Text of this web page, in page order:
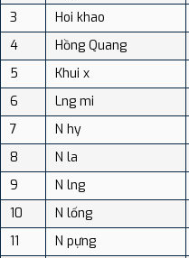
3
Hoi khao
4
Hồng Quang
5
Khui x
6
Lng mi
7
N hy
8
N la
9
N lng
10
N lống
11
N pựng